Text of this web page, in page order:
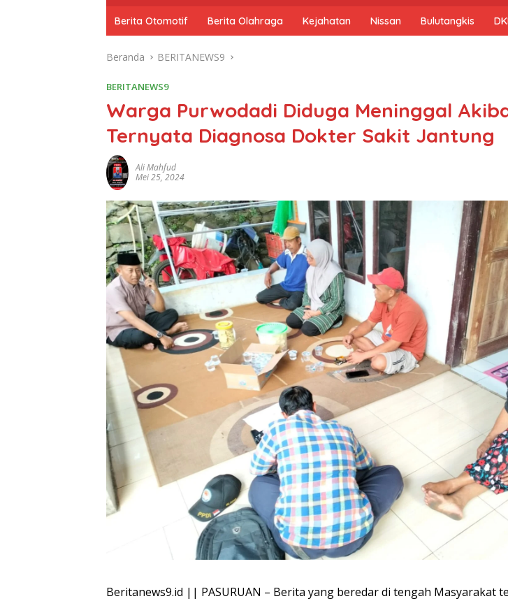
m
e
Berita Otomotif Berita Olahraga Kejahatan Nissan Bulutangkis
Beranda BERITANEWS9
BERITANEWS9
Warga Purwodadi Diduga Meninggal
Ternyata Diagnosa Dokter Sakit Jantung
Ali Mahfud
Mei 25, 2024
Beritanews9.id || PASURUAN – Berita yang beredar di tengah Masyarakat